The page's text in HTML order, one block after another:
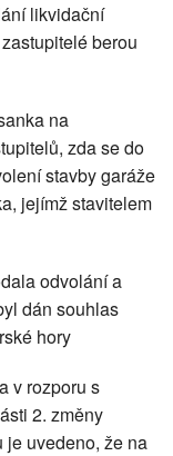
likvidační
berou
na
zda se do
stavby garáže
jejímž stavitelem
odvolání a
dán souhlas
hory
v rozporu s
2. změny
uvedeno, že na